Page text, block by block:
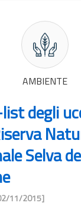
AMBIENTE
degli
Selva
02/11/2015]